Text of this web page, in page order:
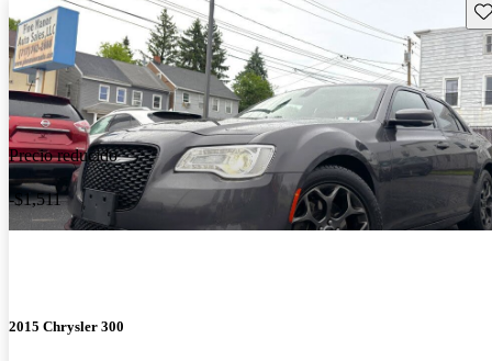
Precio reducido
-$1,511
2015 Chrysler 300